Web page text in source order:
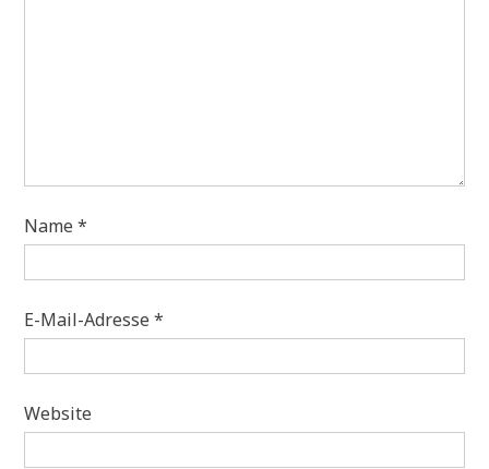
Name*
E-Mail-Adresse*
Website